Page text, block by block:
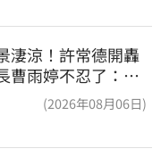
淒涼！許常德開轟
曹雨婷不忍了：別
(2026年08月06日)